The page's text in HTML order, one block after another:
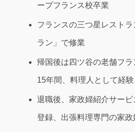
ープフランス校卒業
フランスの三つ星レスト
ラン」で修業
帰国後は四ツ谷の老舗フ
15年間、料理人として経
退職後、家政婦紹介サービ
登録、出張料理専門の家